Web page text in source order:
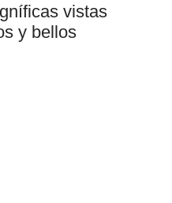
vistas
y bellos